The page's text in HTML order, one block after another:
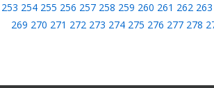
253 254 255 256 257 258 259 260 261 262 263
269 270 271 272 273 274 275 276 277 278